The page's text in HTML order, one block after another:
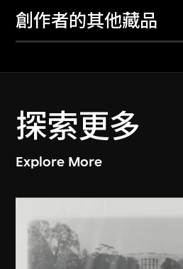
創作者的其他藏品
探索更多
Explore More